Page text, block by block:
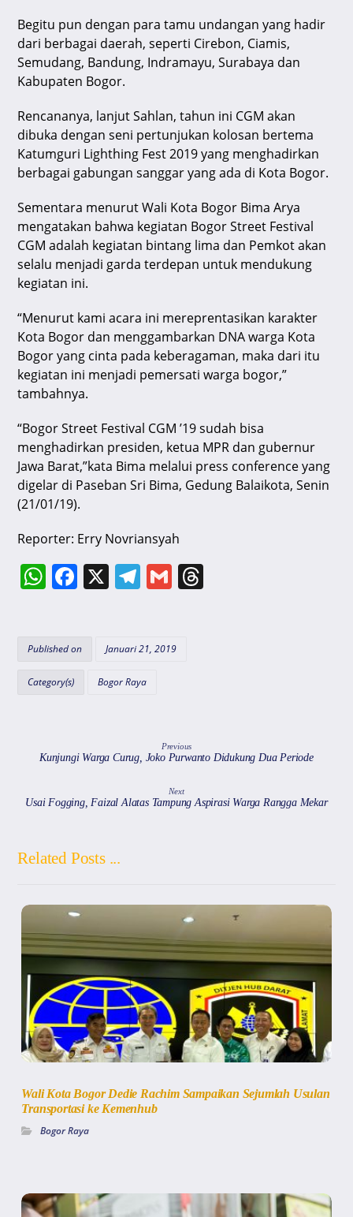
Begitu pun dengan para tamu undangan yang hadir
dari berbagai daerah, seperti Cirebon, Ciamis,
Semudang, Bandung, Indramayu, Surabaya dan
Kabupaten Bogor.
Rencananya, lanjut Sahlan, tahun ini CGM akan
dibuka dengan seni pertunjukan kolosan bertema
Katumguri Lighthing Fest 2019 yang menghadirkan
berbagai gabungan sanggar yang ada di Kota Bogor.
Sementara menurut Wali Kota Bogor Bima Arya
mengatakan bahwa kegiatan Bogor Street Festival
CGM adalah kegiatan bintang lima dan Pemkot akan
selalu menjadi garda terdepan untuk mendukung
kegiatan ini.
“Menurut kami acara ini mereprentasikan karakter
Kota Bogor dan menggambarkan DNA warga Kota
Bogor yang cinta pada keberagaman, maka dari itu
kegiatan ini menjadi pemersati warga bogor,”
tambahnya.
“Bogor Street Festival CGM ’19 sudah bisa
menghadirkan presiden, ketua MPR dan gubernur
Jawa Barat,”kata Bima melalui press conference yang
digelar di Paseban Sri Bima, Gedung Balaikota, Senin
(21/01/19).
Reporter: Erry Novriansyah
W
s
A
F
e
k
X T
gr
a
G
l
Published on Januari 21, 2019
Category(s) Bogor Raya
Previous
Kunjungi Warga Curug, Joko Purwanto Didukung Dua Periode
Next
Usai Fogging, Faizal Alatas Tampung Aspirasi Warga Rangga Mekar
Related Posts ...
Wali Kota Bogor Dedie Rachim Sampaikan Sejumlah Usulan
Transportasi ke Kemenhub
Bogor Raya